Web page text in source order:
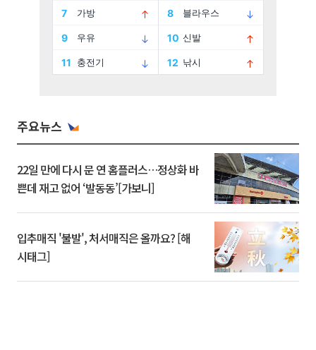
주요뉴스
22일 만에 다시 문 연 홈플러스…정상화 바
쁜데 재고 없어 ‘발동동’[가보니]
입추매직 '불발', 처서매직은 올까요? [해
시태그]